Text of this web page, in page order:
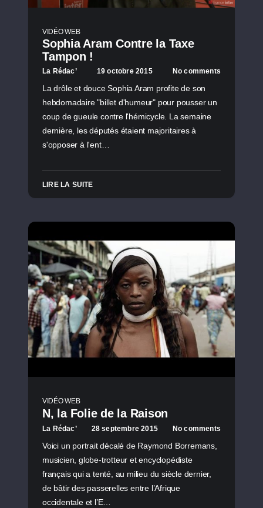
VIDÉO WEB
Sophia Aram Contre la Taxe
Tampon !
La Rédac’ 19 octobre 2015 No comments
La drôle et douce Sophia Aram profite de son
hebdomadaire "billet d'humeur" pour pousser un
coup de gueule contre l'hémicycle. La semaine
dernière, les députés étaient majoritaires à
s'opposer à l'ent…
LIRE LA SUITE
VIDÉO WEB
N, la Folie de la Raison
La Rédac’ 28 septembre 2015 No comments
Voici un portrait décalé de Raymond Borremans,
musicien, globe-trotteur et encyclopédiste
français qui a tenté, au milieu du siècle dernier,
de bâtir des passerelles entre l’Afrique
occidentale et l’E…